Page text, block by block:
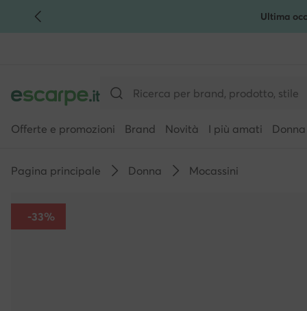
VAI AL CONTENUTO PRINCIPALE Ultima
Offerte e promozioni Brand Novità I più amati Donna
Pagina principale Donna Mocassini
-33%